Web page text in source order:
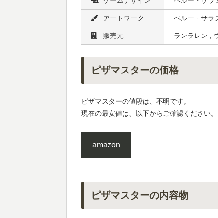
アートワーク ペルー・サラ
販売元 ランラレン ,
ピザマスターの価格
ピザマスターの値段は、不明です。
現在の最安値は、以下からご確認ください。
amazon
.
ピザマスターの内容物